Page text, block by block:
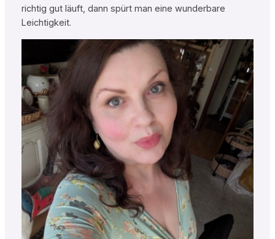
richtig gut läuft, dann spürt man eine wunderbare
Leichtigkeit.